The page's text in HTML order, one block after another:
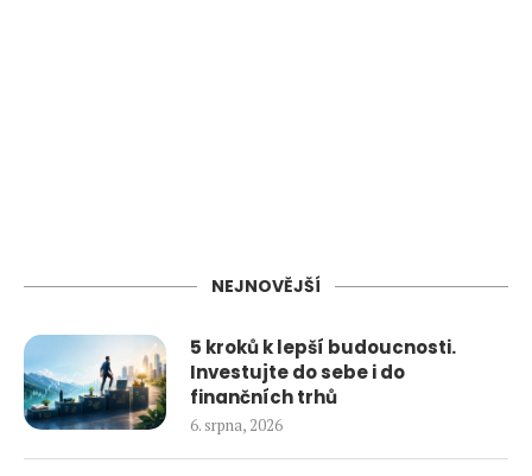
NEJNOVĚJŠÍ
5 kroků k lepší budoucnosti.
Investujte do sebe i do
finančních trhů
6. srpna, 2026